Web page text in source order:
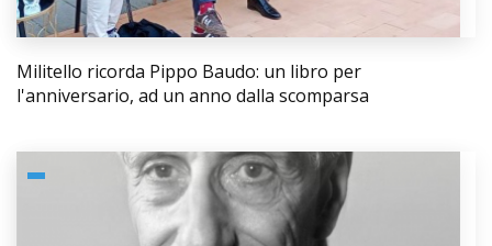
Militello ricorda Pippo Baudo: un libro per
l'anniversario, ad un anno dalla scomparsa